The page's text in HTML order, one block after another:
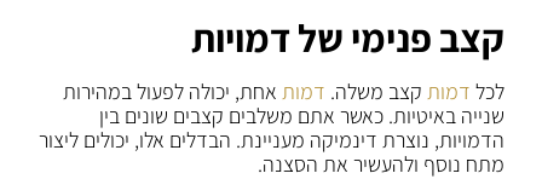
קצב פנימי של דמויות
לכל דמות קצב משלה. דמות אחת, יכולה לפעול במהירות
שנייה באיטיות. כאשר אתם משלבים קצבים שונים בין
הדמויות, נוצרת דינמיקה מעניינת. הבדלים אלו, יכולים ליצור
מתח נוסף ולהעשיר את הסצנה.